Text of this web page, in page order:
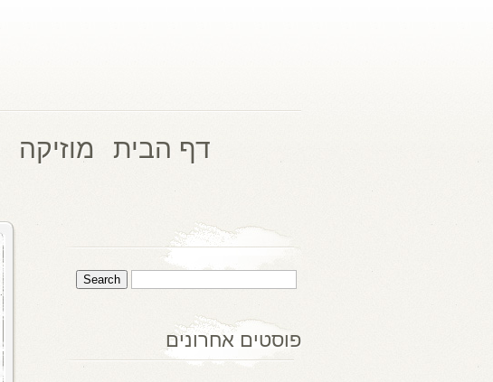
דף הבית מוזיקה
פוסטים אחרונים